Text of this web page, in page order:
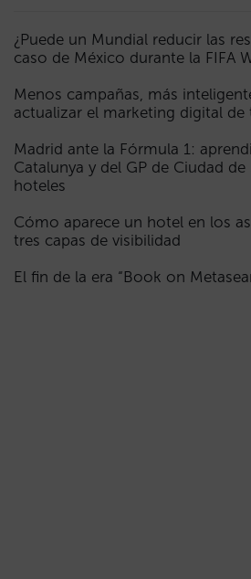
¿Puede un Mundial reducir las
caso de México durante la FIFA
Menos campañas, más
actualizar el marketing digital de
Madrid ante la Fórmula 1:
Catalunya y del GP de Ciudad
hoteles
Cómo aparece un hotel en los
tres capas de visibilidad
El fin de la era “Book on